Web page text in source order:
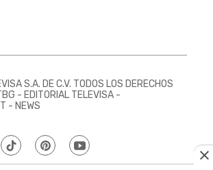
S.A. DE C.V. TODOS LOS DERECHOS
- EDITORIAL TELEVISA -
- NEWS
tiktokpinterestyoutube